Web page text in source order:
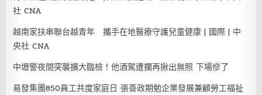
社 CNA
越南家扶串聯台越青年 攜手在地醫療守護兒童健康 | 國際 | 中
央社 CNA
中壢警夜間突襲擴大臨檢！他酒駕遭攔再揪出無照 下場慘了
易發集團850員工共度家庭日 張善政期勉企業發展兼顧勞工福祉